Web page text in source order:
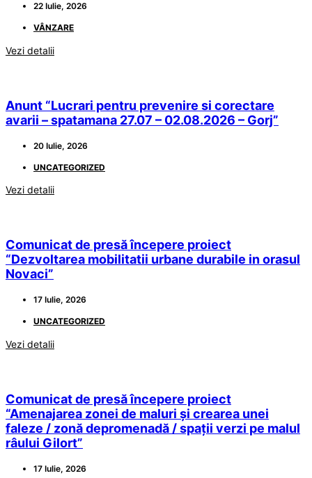
22 Iulie, 2026
VÂNZARE
Vezi detalii
Anunt “Lucrari pentru prevenire si corectare
avarii – spatamana 27.07 – 02.08.2026 – Gorj”
20 Iulie, 2026
UNCATEGORIZED
Vezi detalii
Comunicat de presă începere proiect
“Dezvoltarea mobilitatii urbane durabile in orasul
Novaci”
17 Iulie, 2026
UNCATEGORIZED
Vezi detalii
Comunicat de presă începere proiect
“Amenajarea zonei de maluri și crearea unei
faleze / zonă depromenadă / spații verzi pe malul
râului Gilort”
17 Iulie, 2026